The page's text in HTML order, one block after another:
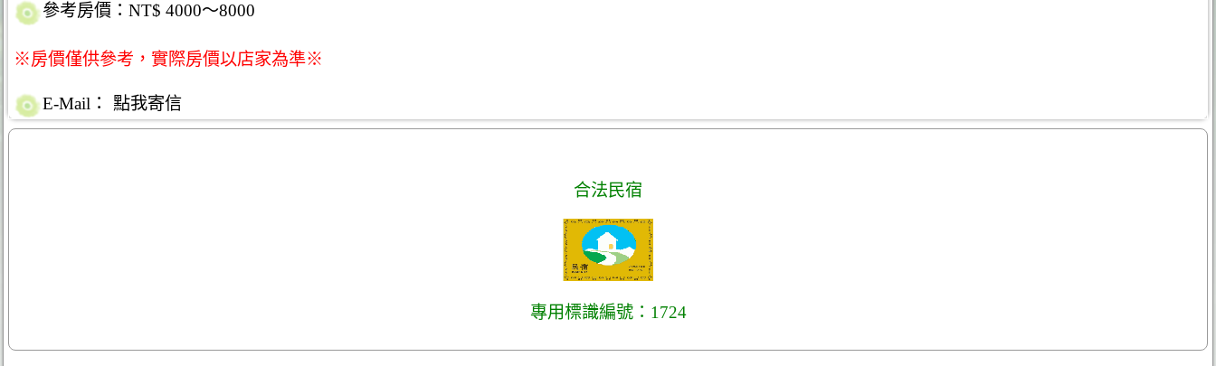
參考房價：NT$ 4000～8000
※房價僅供參考，實際房價以店家為準※
E-Mail： 點我寄信
合法民宿
專用標識編號：1724